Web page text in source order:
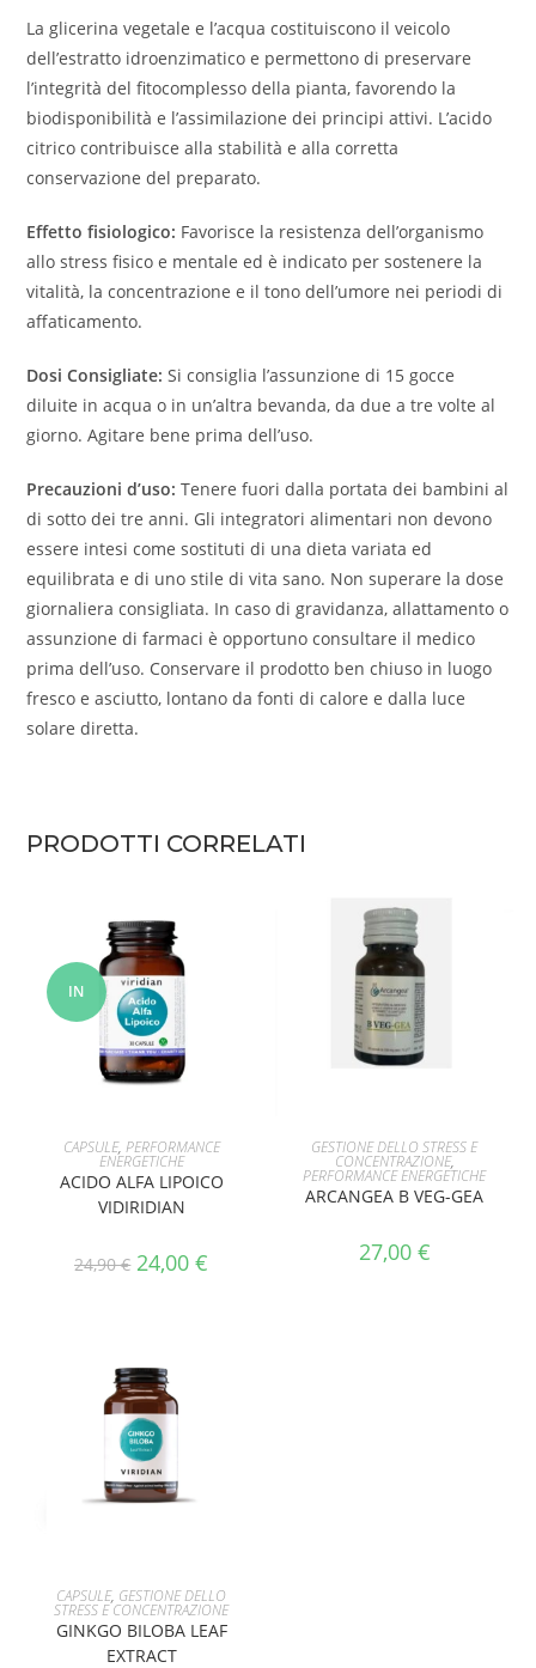
La glicerina vegetale e l’acqua costituiscono il veicolo
dell’estratto idroenzimatico e permettono di preservare
l’integrità del fitocomplesso della pianta, favorendo la
biodisponibilità e l’assimilazione dei principi attivi. L’acido
citrico contribuisce alla stabilità e alla corretta
conservazione del preparato.
Effetto fisiologico: Favorisce la resistenza dell’organismo
allo stress fisico e mentale ed è indicato per sostenere la
vitalità, la concentrazione e il tono dell’umore nei periodi di
affaticamento.
Dosi Consigliate:Si consiglia l’assunzione di 15 gocce
diluite in acqua o in un’altra bevanda, da due a tre volte al
giorno. Agitare bene prima dell’uso.
Precauzioni d’uso:Tenere fuori dalla portata dei bambini al
di sotto dei tre anni. Gli integratori alimentari non devono
essere intesi come sostituti di una dieta variata ed
equilibrata e di uno stile di vita sano. Non superare la dose
giornaliera consigliata. In caso di gravidanza, allattamento o
assunzione di farmaci è opportuno consultare il medico
prima dell’uso. Conservare il prodotto ben chiuso in luogo
fresco e asciutto, lontano da fonti di calore e dalla luce
solare diretta.
PRODOTTI CORRELATI
IN
OFFERT
AGGIUNGI AL CARRELLO
CAPSULE, PERFORMANCE
ENERGETICHE
ACIDO ALFA LIPOICO
VIDIRIDIAN
24,90€ 24,00€
AGGIUNGI AL CARRELLO
GESTIONE DELLO STRESS E
CONCENTRAZIONE,
PERFORMANCE ENERGETICHE
ARCANGEA B VEG-GEA
27,00 €
AGGIUNGI AL CARRELLO
CAPSULE, GESTIONE DELLO
STRESS E CONCENTRAZIONE
GINKGO BILOBA LEAF
EXTRACT